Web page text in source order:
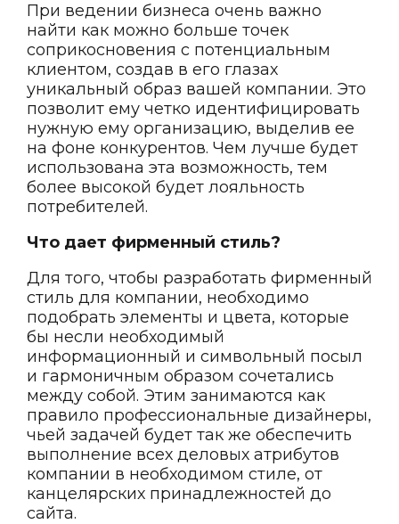
При ведении бизнеса очень важно
найти как можно больше точек
соприкосновения с потенциальным
клиентом, создав в его глазах
уникальный образ вашей компании. Это
позволит ему четко идентифицировать
нужную ему организацию, выделив ее
на фоне конкурентов. Чем лучше будет
использована эта возможность, тем
более высокой будет лояльность
потребителей.
Что дает фирменный стиль?
Для того, чтобы разработать фирменный
стиль для компании, необходимо
подобрать элементы и цвета, которые
бы несли необходимый
информационный и символьный посыл
и гармоничным образом сочетались
между собой. Этим занимаются как
правило профессиональные дизайнеры,
чьей задачей будет так же обеспечить
выполнение всех деловых атрибутов
компании в необходимом стиле, от
канцелярских принадлежностей до
сайта.